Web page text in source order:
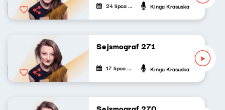
24 lipca 2026 Kinga Krasuska
Sejsmograf 271
17 lipca 2026 Kinga Krasuska